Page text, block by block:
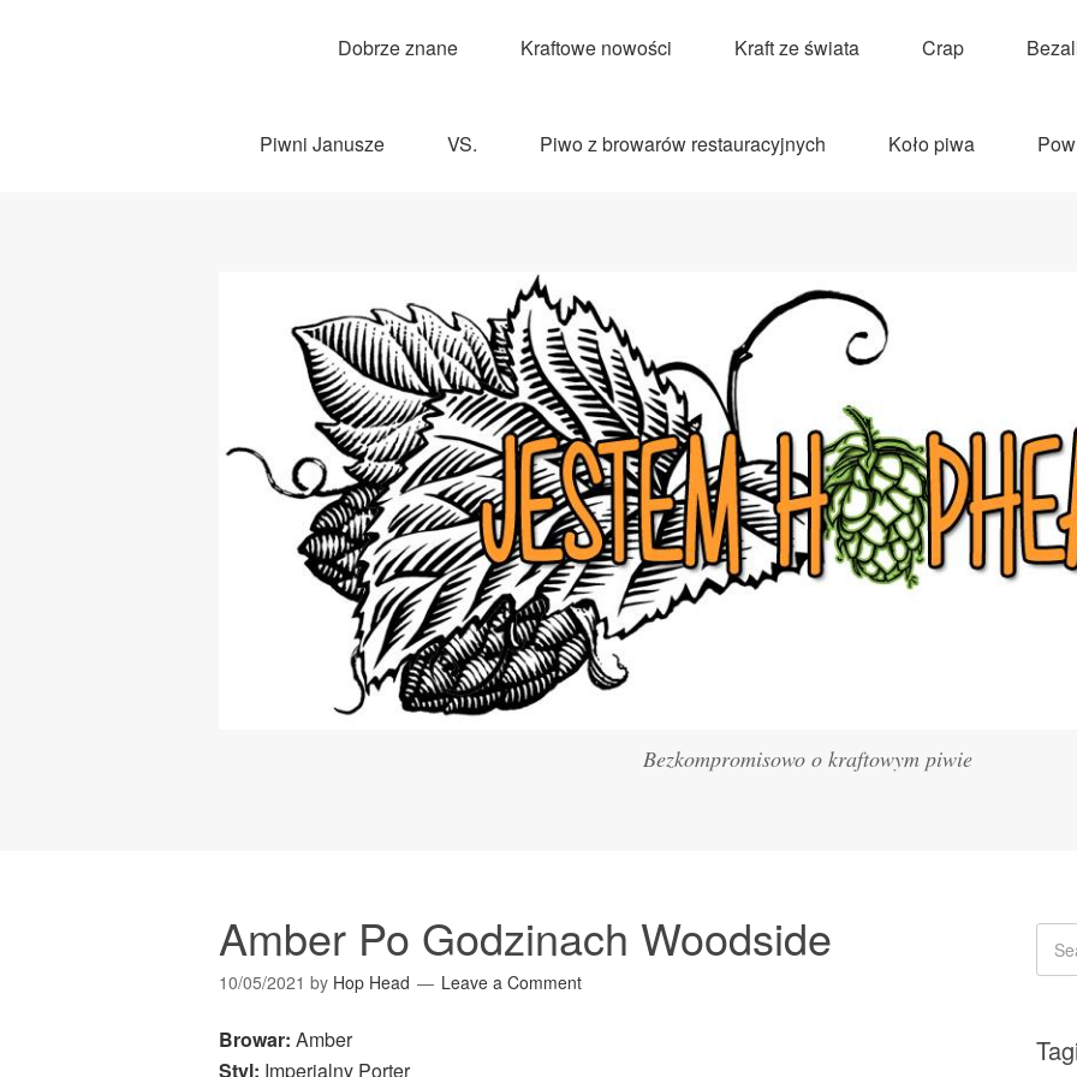
Dobrze znane Kraftowe nowości Kraft ze świata Crap
Piwni Janusze VS. Piwo z browarów restauracyjnych Koło piwa
Bezkompromisowo o kraftowym piwie
Amber Po Godzinach Woodside
10/05/2021 by Hop Head Leave a Comment
Browar: Amber
Styl: Imperialny Porter